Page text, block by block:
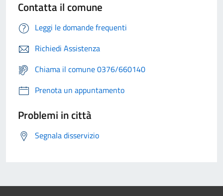
Contatta il comune
Leggi le domande frequenti
Richiedi Assistenza
Chiama il comune 0376/660140
Prenota un appuntamento
Problemi in città
Segnala disservizio